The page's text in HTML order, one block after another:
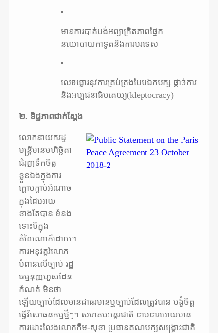
មានការបាត់បង់អព្យាក្រិតភាពផ្នែក
នយោបាយកាទូតនិងការបរទេស
លេចធ្លោរនូវការគ្រប់គ្រងបែបឯកបក្ស ផ្តាច់ការ
និងអប្បជនាធិបតេយ្យ(kleptocracy)
២. ទិដ្ឋភាពជាក់ស្តែង
លោកនាយករដ្ឋ
មន្ត្រីមានមហិច្ឆិតា
ជំរុញទឹកចិត្ត
ខ្លួនឯងក្នុងការ
ក្តោបក្តាប់អំណាច
ក្នុងដៃអោយ
ខាងតែបាន ទំនង
ទោះបីក្នុង
តំលៃណាក៏ដោយ។
ការអនុវត្តរំលោភ
បំពានលើច្បាប់ រដ្ឋ
ធម្មនុញ្ញហួសដែន
កំណត់ មិនថា
ឡើយច្បាប់ដែលមានជាធរមានឬច្បាប់ដែលត្រូវបាន បង្ខំចិត្ត
ធ្វើវិសោធនកម្មថ្មីៗ។ សហគមអន្តរជាតិ ទាមទារអោយមាន
ការដោះលែងលោកកឹម-សុខា ប្រធានគណបក្សសង្គ្រោះជាតិ